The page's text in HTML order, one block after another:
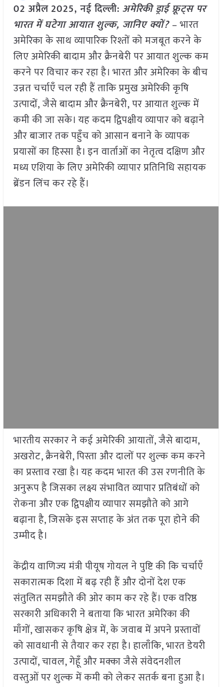
02 अप्रैल2025, नई दिल्ली: अमेरिकी ड्राई फ्रूट्स पर
भारत में घटेगा आयात शुल्क, जानिए क्यों?– भारत
अमेरिका के साथ व्यापारिक रिश्तों को मजबूत करने के
लिए अमेरिकी बादाम और क्रैनबेरी पर आयात शुल्क कम
करने पर विचार कर रहा है। भारत और अमेरिका के बीच
उन्नत चर्चाएँ चल रही हैं ताकि प्रमुख अमेरिकी कृषि
उत्पादों, जैसे बादाम और क्रैनबेरी, पर आयात शुल्क में
कमी की जा सके। यह कदम द्विपक्षीय व्यापार को बढ़ाने
और बाजार तक पहुँच को आसान बनाने के व्यापक
प्रयासों का हिस्सा है। इन वार्ताओं का नेतृत्व दक्षिण और
मध्य एशिया के लिए अमेरिकी व्यापार प्रतिनिधि सहायक
ब्रेंडन लिंच कर रहे हैं।
भारतीय सरकार ने कई अमेरिकी आयातों, जैसे बादाम,
अखरोट, क्रैनबेरी, पिस्ता और दालों पर शुल्क कम करने
का प्रस्ताव रखा है। यह कदम भारत की उस रणनीति के
अनुरूप है जिसका लक्ष्य संभावित व्यापार प्रतिबंधों को
रोकना और एक द्विपक्षीय व्यापार समझौते को आगे
बढ़ाना है, जिसके इस सप्ताह के अंत तक पूरा होने की
उम्मीद है।
केंद्रीय वाणिज्य मंत्री पीयूष गोयल ने पुष्टि की कि चर्चाएँ
सकारात्मक दिशा में बढ़ रही हैं और दोनों देश एक
संतुलित समझौते की ओर काम कर रहे हैं। एक वरिष्ठ
सरकारी अधिकारी ने बताया कि भारत अमेरिका की
माँगों, खासकर कृषि क्षेत्र में, के जवाब में अपने प्रस्तावों
को सावधानी से तैयार कर रहा है। हालाँकि, भारत डेयरी
उत्पादों, चावल, गेहूँ और मक्का जैसे संवेदनशील
वस्तुओं पर शुल्क में कमी को लेकर सतर्क बना हुआ है।